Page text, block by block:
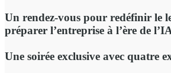
Un rendez-vous pour redéfinir le
préparer l’entreprise à l’ère de
Une soirée exclusive avec quatre